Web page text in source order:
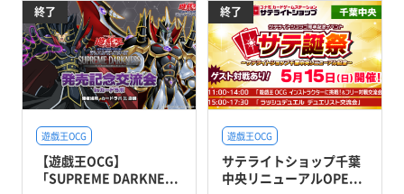
終了
遊戯王OCG
【遊戯王OCG】
「SUPREME DARKNE...
終了
遊戯王OCG
サテライトショップ千葉
中央リニューアルOPE...